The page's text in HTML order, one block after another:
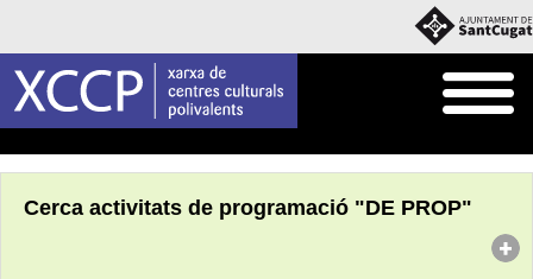
Cerca activitats de programació "DE PROP"